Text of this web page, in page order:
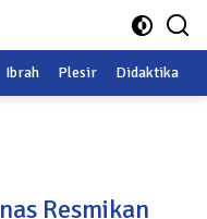
Ibrah Plesir Didaktika
Resmikan